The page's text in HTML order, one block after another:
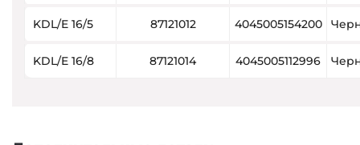
KDL/E 16/5 87121012 4045005154200
KDL/E 16/8 87121014 4045005112996